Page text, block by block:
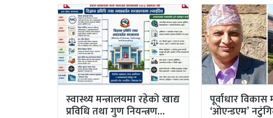
स्वास्थ्य मन्त्रालयमा रहेको खाद्य
प्रविधि तथा गुण नियन्त्रण
पूर्वाधार विकास
‘ओएन्डएम’